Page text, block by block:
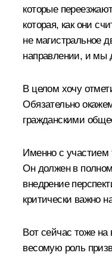
которые
которая, как они
не магистральное
направлении, и мы
В целом хочу
Обязательно
гражданскими
Именно с участием
Он должен в
внедрение
критически важно
Вот сейчас тоже
весомую роль